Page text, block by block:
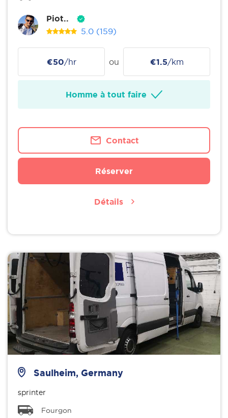
Piot..
5.0 (159)
€50/hr ou €1.5/km
Homme à tout faire
Contact
Réserver
Détails
Saulheim, Germany
sprinter
Fourgon